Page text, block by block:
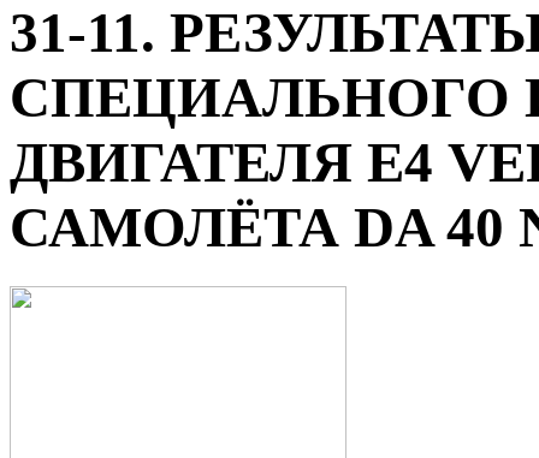
31-11.
СПЕЦИАЛЬНОГО
ДВИГАТЕЛЯ Е4
САМОЛЁТА DA 40